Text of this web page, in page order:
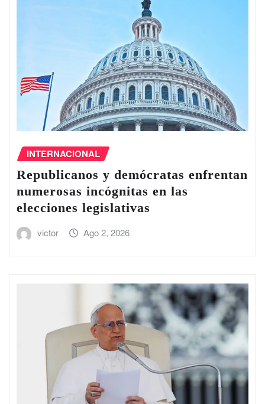
INTERNACIONAL
Republicanos y demócratas enfrentan
numerosas incógnitas en las
elecciones legislativas
victor Ago 2, 2026